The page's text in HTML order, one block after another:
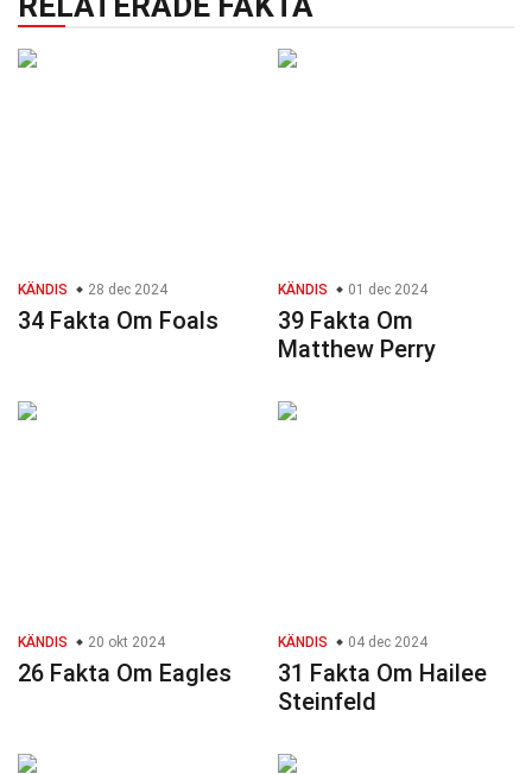
KÄNDIS 28 dec 2024
34 Fakta Om Foals
KÄNDIS 01 dec 2024
39 Fakta Om
Matthew Perry
KÄNDIS 20 okt 2024
26 Fakta Om Eagles
KÄNDIS 04 dec 2024
31 Fakta Om Hailee
Steinfeld